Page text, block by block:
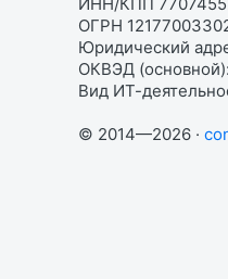
ОГРН
Юридический
ОКВЭД
Вид ИТ-
© 2014—2026 ·